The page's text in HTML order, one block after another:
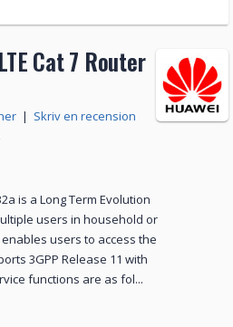
Cat 7 Router
| Skriv en recension
is a Long Term Evolution
users in household or
users to access the
3GPP Release 11 with
functions are as fol...